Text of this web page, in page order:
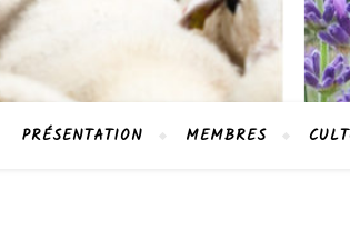
PRÉSENTATION MEMBRES